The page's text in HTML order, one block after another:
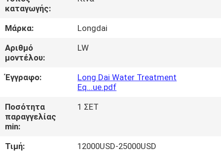
ΜΕ
ΕΜΆΣ
ΠΕΡΙΟΔΕΊΑ
ΣΤΟ
ΕΡΓΟΣΤΆΣΙΟ
ΈΛΕΓΧΟΣ
ΠΟΙΌΤΗΤΑΣ
καταγωγής:
Μάρκα:
Longdai
Αριθμό
μοντέλου:
LW
Έγγραφο:
Long Dai Water Treatment
Eq...ue.pdf
Ποσότητα
παραγγελίας
min:
1 ΣΕΤ
Τιμή:
12000USD-25000USD